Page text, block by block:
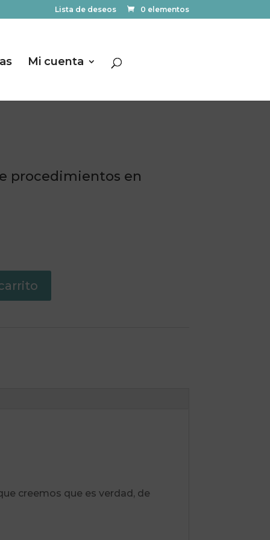
Lista de deseos 0 elementos
Mi cuenta
procedimientos en
creemos que es verdad, de